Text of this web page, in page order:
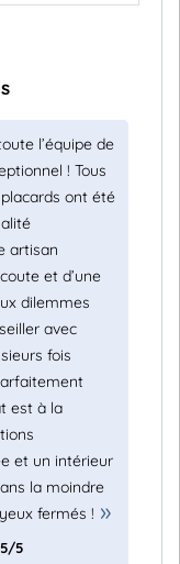
l’équipe de
! Tous
ont été
artisan
et d’une
dilemmes
avec
fois
est à la
et un intérieur
la moindre
fermés !
5/5